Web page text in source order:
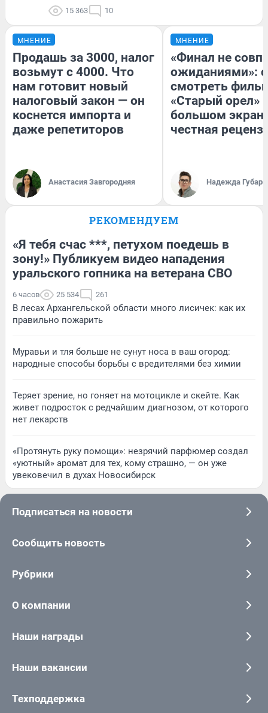
15 363 10
МНЕНИЕ
Продашь за 3000, налог
возьмут с 4000. Что
нам готовит новый
налоговый закон — он
коснется импорта и
даже репетиторов
Анастасия Завгородняя
МНЕНИЕ
«Финал не
ожиданиями»:
смотреть
«Старый орел»
большом
честная
Надежда Губарь
РЕКОМЕНДУЕМ
«Я тебя счас ***, петухом поедешь в
зону!» Публикуем видео нападения
уральского гопника на ветерана СВО
6 часов 25 534 261
В лесах Архангельской области много лисичек: как их
правильно пожарить
Муравьи и тля больше не сунут носа в ваш огород:
народные способы борьбы с вредителями без химии
Теряет зрение, но гоняет на мотоцикле и скейте. Как
живет подросток с редчайшим диагнозом, от которого
нет лекарств
«Протянуть руку помощи»: незрячий парфюмер создал
«уютный» аромат для тех, кому страшно, — он уже
увековечил в духах Новосибирск
Подписаться на новости
Сообщить новость
Рубрики
О компании
Наши награды
Наши вакансии
Техподдержка